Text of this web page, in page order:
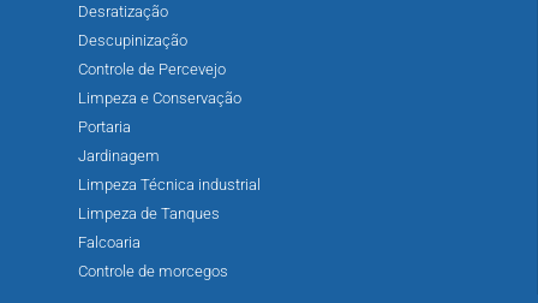
Desratização
Descupinização
Controle de Percevejo
Limpeza e Conservação
Portaria
Jardinagem
Limpeza Técnica industrial
Limpeza de Tanques
Falcoaria
Controle de morcegos